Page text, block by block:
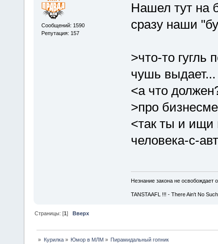
Сообщений: 1590
Репутация: 157
Нашел тут на
сразу наши
>что-то гугль
чушь выдает...
<а что
>про
<так ты и ищи
человека-с-
Незнание закона не освобождает
TANSTAAFL !!! - There Ain't No
Страницы: [1]Вверх
» Курилка» Юмор в МЛМ » Пирамидальный гопник